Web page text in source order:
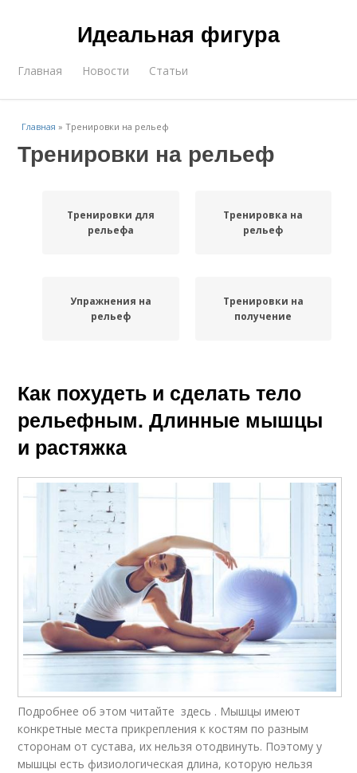
Идеальная фигура
Главная Новости Статьи
Главная »Тренировки на рельеф
Тренировки на рельеф
Тренировки для
рельефа
Тренировка на
рельеф
Упражнения на
рельеф
Тренировки на
получение
Как похудеть и сделать тело
рельефным. Длинные мышцы
и растяжка
Подробнее об этом читайте здесь . Мышцы имеют
конкретные места прикрепления к костям по разным
сторонам от сустава, их нельзя отодвинуть. Поэтому у
мышцы есть физиологическая длина, которую нельзя